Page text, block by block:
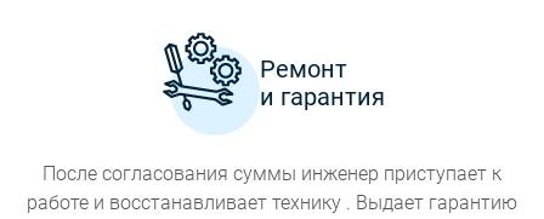
Ремонт
и гарантия
После согласования суммы инженер приступает к
работе и восстанавливает технику . Выдает гарантию